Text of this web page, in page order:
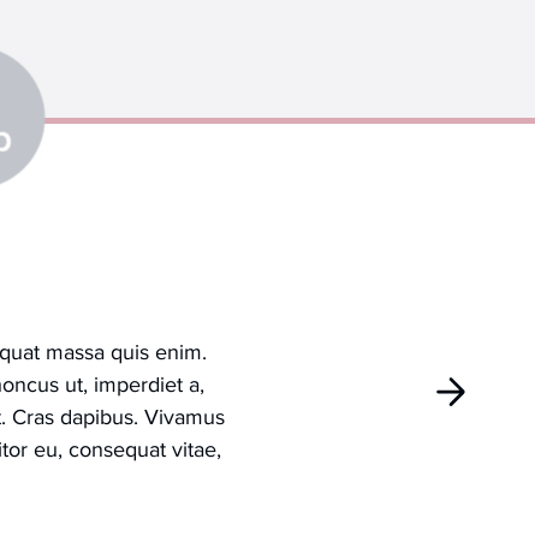
massa quis enim.
ut, imperdiet a,
dapibus. Vivamus
eu, consequat vitae,